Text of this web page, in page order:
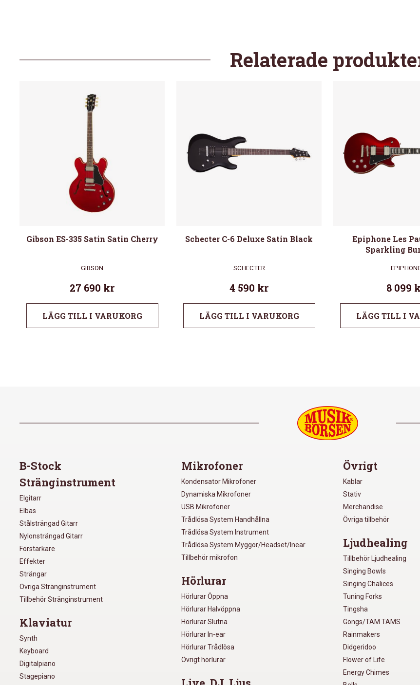
Relaterade
Gibson ES-335 Satin Satin Cherry
GIBSON
27 690 kr
LÄGG TILL I VARUKORG
Schecter C-6 Deluxe Satin Black
SCHECTER
4 590 kr
LÄGG TILL I VARUKORG
Epiphone Les
Sparkling
8 099
LÄGG TILL I
B-Stock
Stränginstrument
Elgitarr
Elbas
Stålsträngad Gitarr
Nylonsträngad Gitarr
Förstärkare
Effekter
Strängar
Övriga Stränginstrument
Tillbehör Stränginstrument
Klaviatur
Synth
Keyboard
Digitalpiano
Stagepiano
Mikrofoner
Kondensator Mikrofoner
Dynamiska Mikrofoner
USB Mikrofoner
Trådlösa System Handhållna
Trådlösa System Instrument
Trådlösa System Myggor/Headset/Inear
Tillbehör mikrofon
Hörlurar
Hörlurar Öppna
Hörlurar Halvöppna
Hörlurar Slutna
Hörlurar In-ear
Hörlurar Trådlösa
Övrigt hörlurar
Övrigt
Kablar
Stativ
Merchandise
Övriga tillbehör
Ljudhealing
Tillbehör Ljudhealing
Singing Bowls
Singing Chalices
Tuning Forks
Tingsha
Gongs/TAM TAMS
Rainmakers
Didgeridoo
Flower of Life
Energy Chimes